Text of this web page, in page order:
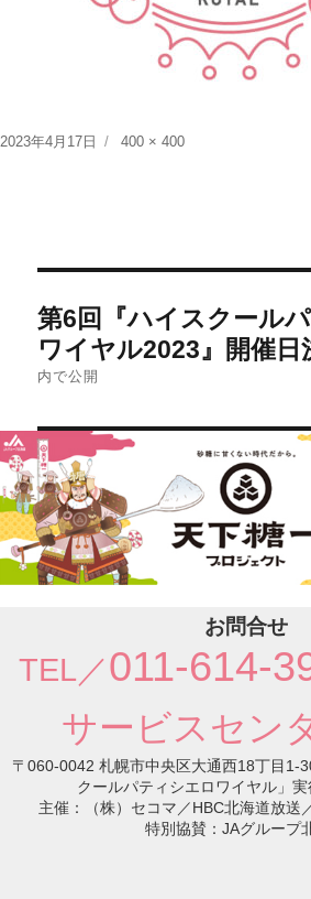
投
2023年4月17日
フ
400 × 400
稿
ナ
ゲ
ー
シ
ョ
ン
第6回『ハイスクール
ワイヤル2023』開催日
内で公開
お問合せ
TEL／011-614-
サービスセン
〒060-0042 札幌市中央区大通西18丁目1-
クールパティシエロワイヤル」
主催：（株）セコマ／HBC北海道放
特別協賛：JAグループ